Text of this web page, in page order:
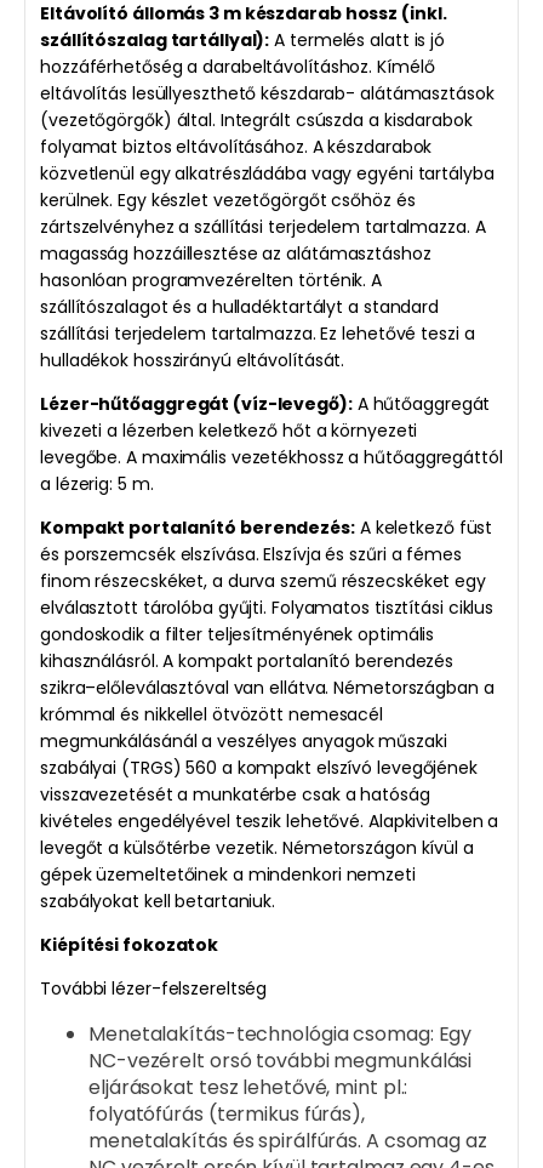
Eltávolító állomás 3 m készdarab hossz (inkl.
szállítószalag tartállyal): A termelés alatt is jó
hozzáférhetőség a darabeltávolításhoz. Kímélő
eltávolítás lesüllyeszthető készdarab- alátámasztások
(vezetőgörgők) által. Integrált csúszda a kisdarabok
folyamat biztos eltávolításához. A készdarabok
közvetlenül egy alkatrészládába vagy egyéni tartályba
kerülnek. Egy készlet vezetőgörgőt csőhöz és
zártszelvényhez a szállítási terjedelem tartalmazza. A
magasság hozzáillesztése az alátámasztáshoz
hasonlóan programvezérelten történik. A
szállítószalagot és a hulladéktartályt a standard
szállítási terjedelem tartalmazza. Ez lehetővé teszi a
hulladékok hosszirányú eltávolítását.
Lézer-hűtőaggregát (víz-levegő):A hűtőaggregát
kivezeti a lézerben keletkező hőt a környezeti
levegőbe. A maximális vezetékhossz a hűtőaggregáttól
a lézerig: 5 m.
Kompakt portalanító berendezés:A keletkező füst
és porszemcsék elszívása. Elszívja és szűri a fémes
finom részecskéket, a durva szemű részecskéket egy
elválasztott tárolóba gyűjti. Folyamatos tisztítási ciklus
gondoskodik a filter teljesítményének optimális
kihasználásról. A kompakt portalanító berendezés
szikra–előleválasztóval van ellátva. Németországban a
krómmal és nikkellel ötvözött nemesacél
megmunkálásánál a veszélyes anyagok műszaki
szabályai (TRGS) 560 a kompakt elszívó levegőjének
visszavezetését a munkatérbe csak a hatóság
kivételes engedélyével teszik lehetővé. Alapkivitelben a
levegőt a külsőtérbe vezetik. Németországon kívül a
gépek üzemeltetőinek a mindenkori nemzeti
szabályokat kell betartaniuk.
Kiépítési fokozatok
További lézer-felszereltség
Menetalakítás-technológia csomag: Egy
NC-vezérelt orsó további megmunkálási
eljárásokat tesz lehetővé, mint pl.:
folyatófúrás (termikus fúrás),
menetalakítás és spirálfúrás. A csomag az